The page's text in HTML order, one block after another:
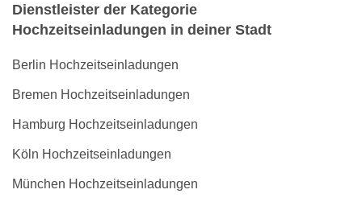
Dienstleister der Kategorie
Hochzeitseinladungen in deiner Stadt
Berlin Hochzeitseinladungen
Bremen Hochzeitseinladungen
Hamburg Hochzeitseinladungen
Köln Hochzeitseinladungen
München Hochzeitseinladungen